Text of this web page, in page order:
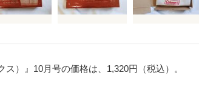
ス）』10月号の価格は、1,320円（税込）。